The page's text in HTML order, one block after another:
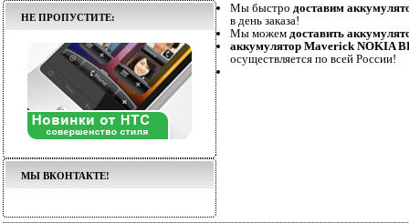
НЕ ПРОПУСТИТЕ:
МЫ ВКОНТАКТЕ!
Мы быстро доставим
в день заказа!
Мы можем доставить
аккумулятор Maverick NOKIA
осуществляется по всей России!